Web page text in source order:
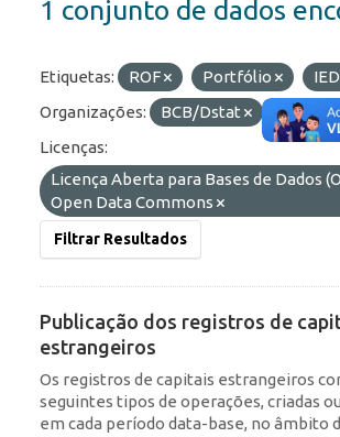
1 conjunto de dados
Etiquetas: ROF Portfólio IED
Organizações:
BCB/Dstat
Licenças:
Licença Aberta para Bases de Dados
Open Data Commons
Filtrar Resultados
Publicação dos registros de
estrangeiros
Os registros de capitais estrangeiros
seguintes tipos de operações, criadas
em cada período data-base, no âmbito